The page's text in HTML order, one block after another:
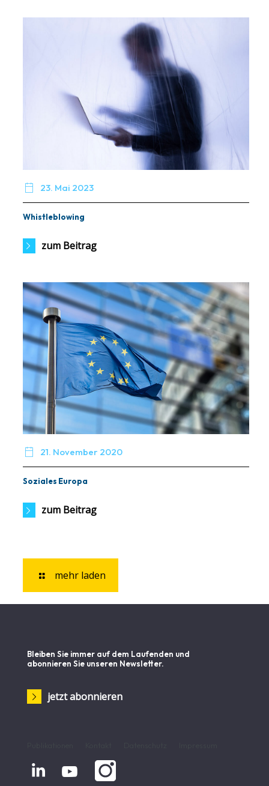
 23. Mai 2023
Whistleblowing
zum Beitrag
 21. November 2020
Soziales Europa
zum Beitrag
mehr laden
Bleiben Sie immer auf dem Laufenden und
abonnieren Sie unseren Newsletter.
jetzt abonnieren
 